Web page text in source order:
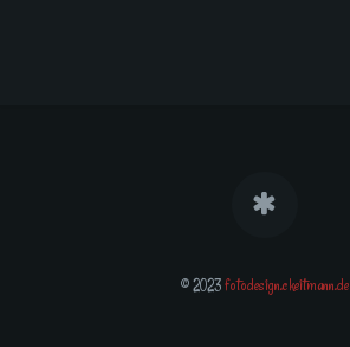
© 2023fotodesign.ckeitmann.de